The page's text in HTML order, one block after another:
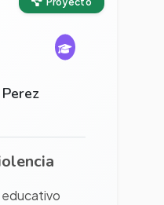
educativo